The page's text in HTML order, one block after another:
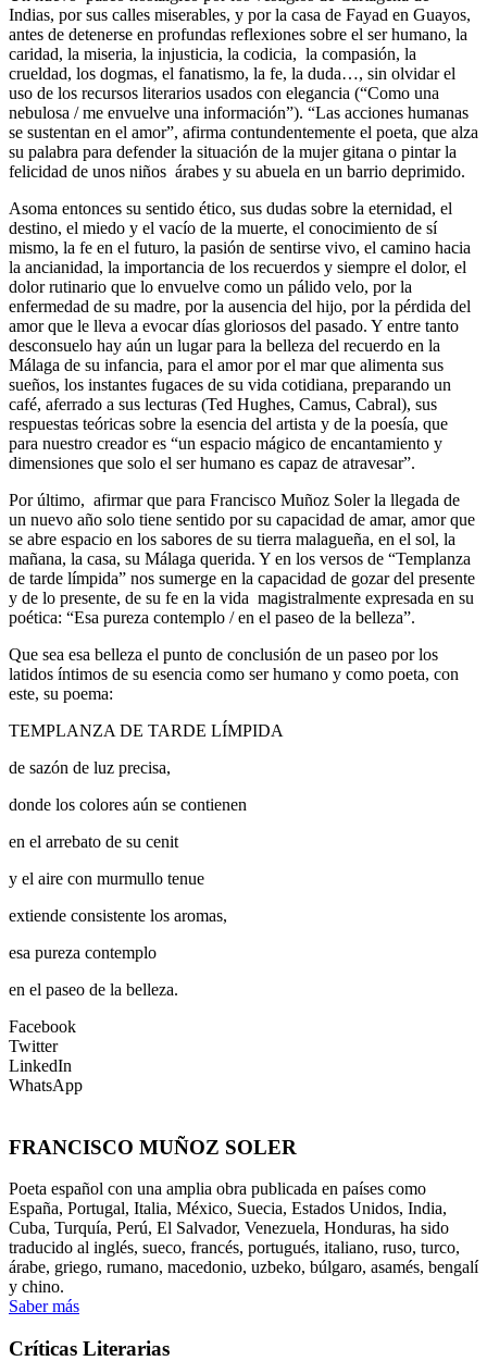
Indias, por sus calles miserables, y por la casa de Fayad en Guayos,
antes de detenerse en profundas reflexiones sobre el ser humano, la
caridad, la miseria, la injusticia, la codicia, la compasión, la
crueldad, los dogmas, el fanatismo, la fe, la duda…, sin olvidar el
uso de los recursos literarios usados con elegancia (“Como una
nebulosa / me envuelve una información”). “Las acciones humanas
se sustentan en el amor”, afirma contundentemente el poeta, que alza
su palabra para defender la situación de la mujer gitana o pintar la
felicidad de unos niños árabes y su abuela en un barrio deprimido.
Asoma entonces su sentido ético, sus dudas sobre la eternidad, el
destino, el miedo y el vacío de la muerte, el conocimiento de sí
mismo, la fe en el futuro, la pasión de sentirse vivo, el camino hacia
la ancianidad, la importancia de los recuerdos y siempre el dolor, el
dolor rutinario que lo envuelve como un pálido velo, por la
enfermedad de su madre, por la ausencia del hijo, por la pérdida del
amor que le lleva a evocar días gloriosos del pasado. Y entre tanto
desconsuelo hay aún un lugar para la belleza del recuerdo en la
Málaga de su infancia, para el amor por el mar que alimenta sus
sueños, los instantes fugaces de su vida cotidiana, preparando un
café, aferrado a sus lecturas (Ted Hughes, Camus, Cabral), sus
respuestas teóricas sobre la esencia del artista y de la poesía, que
para nuestro creador es “un espacio mágico de encantamiento y
dimensiones que solo el ser humano es capaz de atravesar”.
Por último, afirmar que para Francisco Muñoz Soler la llegada de
un nuevo año solo tiene sentido por su capacidad de amar, amor que
se abre espacio en los sabores de su tierra malagueña, en el sol, la
mañana, la casa, su Málaga querida. Y en los versos de “Templanza
de tarde límpida” nos sumerge en la capacidad de gozar del presente
y de lo presente, de su fe en la vida magistralmente expresada en su
poética: “Esa pureza contemplo / en el paseo de la belleza”.
Que sea esa belleza el punto de conclusión de un paseo por los
latidos íntimos de su esencia como ser humano y como poeta, con
este, su poema:
TEMPLANZA DE TARDE LÍMPIDA
de sazón de luz precisa,
donde los colores aún se contienen
en el arrebato de su cenit
y el aire con murmullo tenue
extiende consistente los aromas,
esa pureza contemplo
en el paseo de la belleza.
Facebook
Twitter
LinkedIn
WhatsApp
FRANCISCO MUÑOZ SOLER
Poeta español con una amplia obra publicada en países como
España, Portugal, Italia, México, Suecia, Estados Unidos, India,
Cuba, Turquía, Perú, El Salvador, Venezuela, Honduras, ha sido
traducido al inglés, sueco, francés, portugués, italiano, ruso, turco,
árabe, griego, rumano, macedonio, uzbeko, búlgaro, asamés, bengalí
y chino.
Saber más
Críticas Literarias